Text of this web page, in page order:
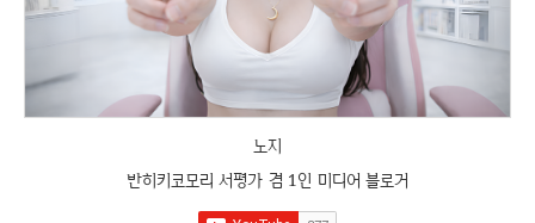
노지
반히키코모리 서평가 겸 1인 미디어 블로거